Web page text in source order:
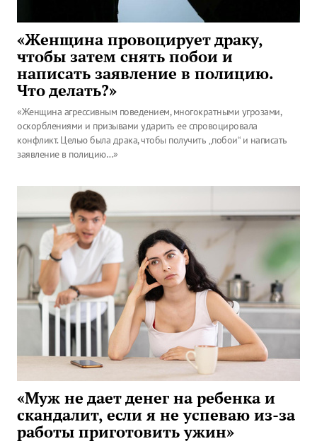
«Женщина провоцирует драку,
чтобы затем снять побои и
написать заявление в полицию.
Что делать?»
«Женщина агрессивным поведением, многократными угрозами,
оскорблениями и призывами ударить ее спровоцировала
конфликт. Целью была драка, чтобы получить „побои“ и написать
заявление в полицию…»
«Муж не дает денег на ребенка и
скандалит, если я не успеваю из-за
работы приготовить ужин»